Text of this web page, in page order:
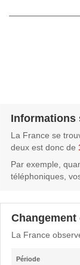
Informations
La France se
deux est donc de
Par exemple,
téléphoniques,
Changement
La France
Période